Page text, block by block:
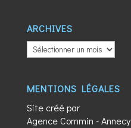
ARCHIVES
ARCHIVES
MENTIONS LÉGALES
Site créé par
Agence Commin - Annecy